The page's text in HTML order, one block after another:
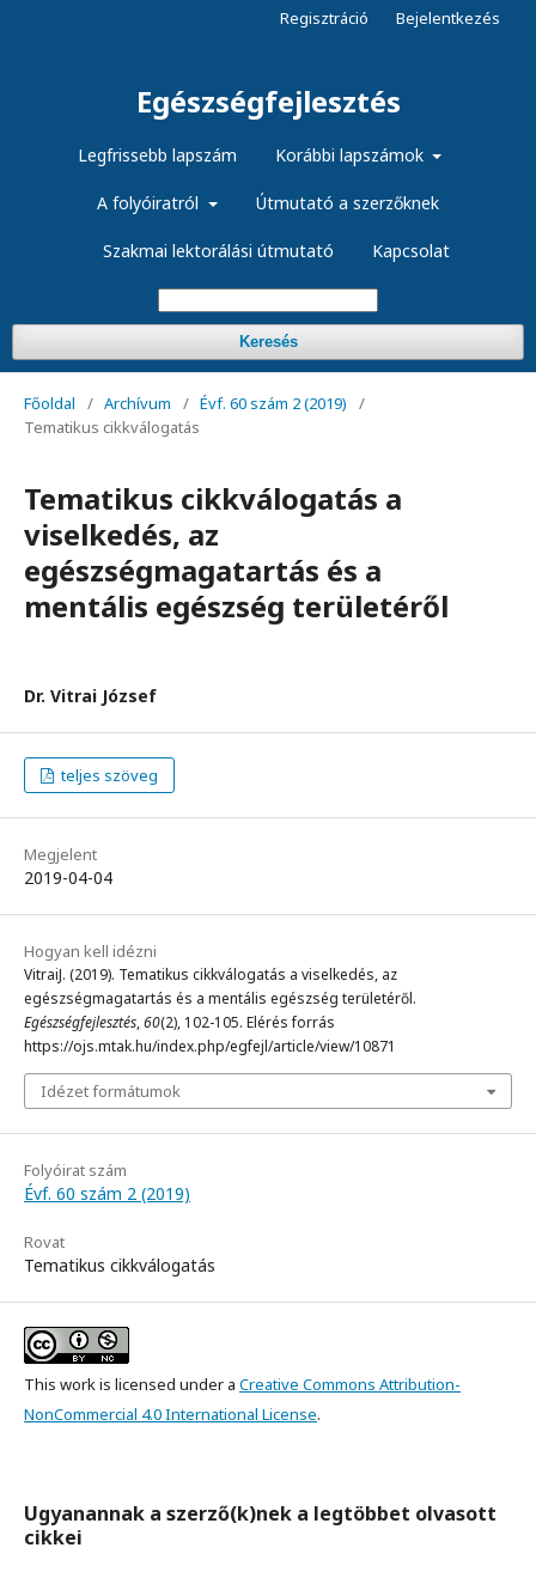
Egészségfejlesztés
Legfrissebb lapszám Korábbi lapszámok
A folyóiratról Útmutató a szerzőknek
Szakmai lektorálási útmutató Kapcsolat
Keresés
Regisztráció Bejelentkezés
Főoldal / Archívum / Évf. 60 szám 2 (2019)
/
Tematikus cikkválogatás
Tematikus cikkválogatás a
viselkedés, az
egészségmagatartás és a
mentális egészség területéről
Dr. Vitrai József
teljes szöveg
Megjelent
2019-04-04
Hogyan kell idézni
VitraiJ. (2019). Tematikus cikkválogatás a viselkedés, az
egészségmagatartás és a mentális egészség területéről.
Egészségfejlesztés,60(2), 102-105. Elérés forrás
https://ojs.mtak.hu/index.php/egfejl/article/view/10871
Idézet formátumok
Folyóirat szám
Évf. 60 szám 2 (2019)
Rovat
Tematikus cikkválogatás
This work is licensed under a Creative Commons Attribution-
NonCommercial 4.0 International License.
Ugyanannak a szerző(k)nek a legtöbbet olvasott
cikkei